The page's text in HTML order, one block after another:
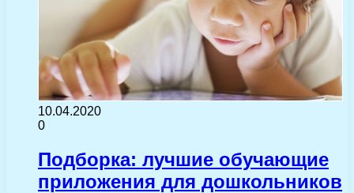
10.04.2020
0
Подборка: лучшие обучающие
приложения для дошкольников